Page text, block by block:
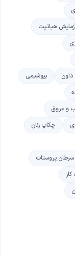
هپاتیت
داون
بیوشیمی
و عروق
چکاپ زنان
سرطان پروستات